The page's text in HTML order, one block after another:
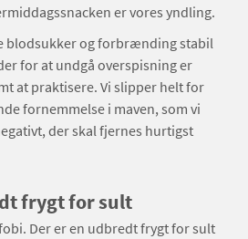
er vores yndling.
blodsukker og forbrænding stabil
for at undgå overspisning er
at praktisere. Vi slipper helt for
fornemmelse i maven, som vi
der skal fjernes hurtigst
frygt for sult
Der er en udbredt frygt for sult